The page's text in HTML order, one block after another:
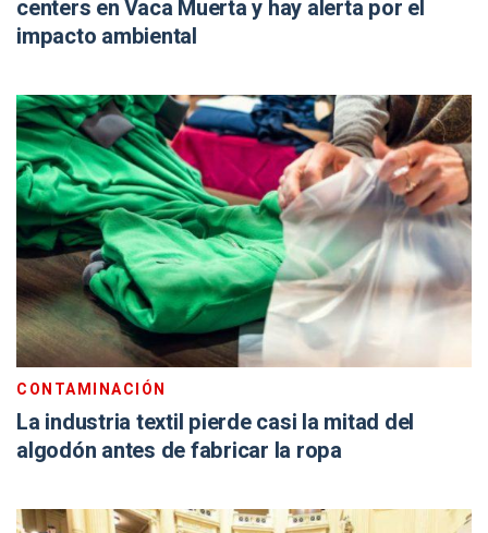
centers en Vaca Muerta y hay alerta por el
impacto ambiental
CONTAMINACIÓN
La industria textil pierde casi la mitad del
algodón antes de fabricar la ropa